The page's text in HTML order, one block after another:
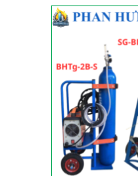
Nhất Hiện Nay